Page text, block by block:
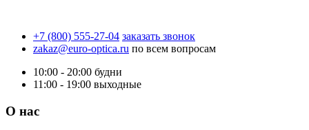
+7 (800) 555-27-04 заказать звонок
zakaz@euro-optica.ru по всем вопросам
10:00 - 20:00 будни
11:00 - 19:00 выходные
О нас